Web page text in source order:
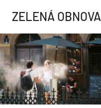
ZELENÁ OBNOVA